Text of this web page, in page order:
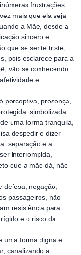
frustrações.
mais que ela seja
a Mãe, desde a
sincero e
que se sente triste,
pois esclarece para a
vão se conhecendo
e
perceptiva, presença,
simbolizada.
uma forma tranquila,
despedir e dizer
separação e a
interrompida,
que a mãe dá, não
defesa, negação,
passageiros, não
resistência para
e o risco da
uma forma digna e
canalizando a